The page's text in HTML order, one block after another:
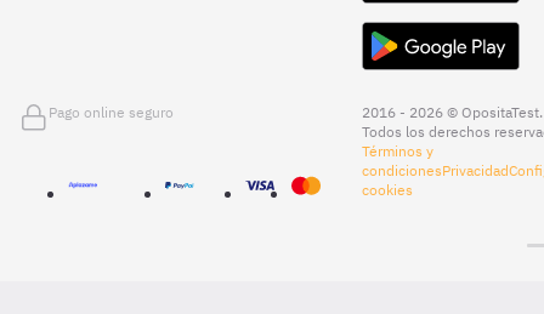
Pago online seguro
2016 - 2026 © OpositaTest.
Todos los derechos
Términos y
condicionesPrivacidad
cookies